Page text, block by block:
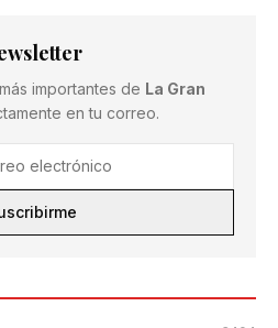
importantes de La Gran
en tu correo.